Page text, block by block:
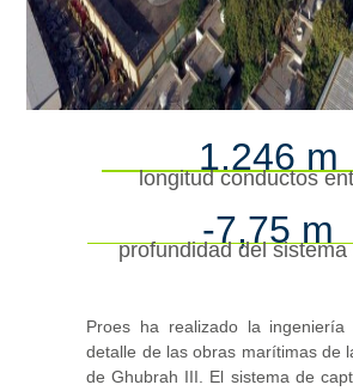
1.246 m
longitud conductos
-7,75 m
profundidad del sistema
Proes ha realizado la
detalle de las obras marítimas de
de Ghubrah III. El sistema de